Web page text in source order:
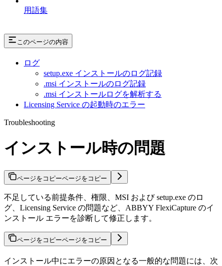
用語集
このページの内容
ログ
setup.exe インストールのログ記録
.msi インストールのログ記録
.msi インストールログを解析する
Licensing Service の起動時のエラー
Troubleshooting
インストール時の問題
ページをコピーページをコピー
不足している前提条件、権限、MSI および setup.exe のロ
グ、Licensing Service の問題など、ABBYY FlexiCapture のイ
ンストール エラーを診断して修正します。
ページをコピーページをコピー
インストール中にエラーの原因となる一般的な問題には、次